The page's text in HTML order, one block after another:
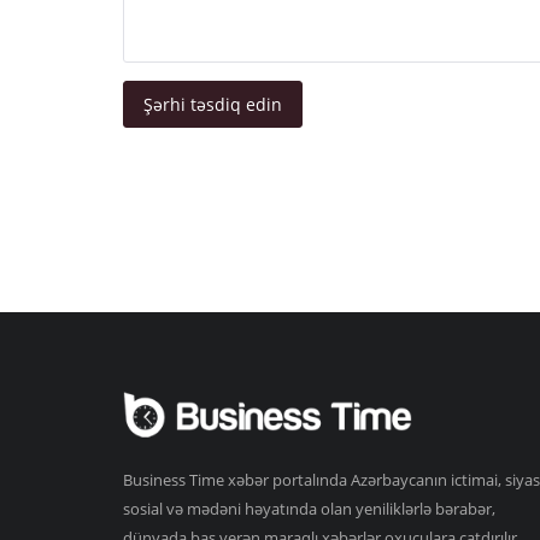
Şərhi təsdiq edin
Business Time xəbər portalında Azərbaycanın ictimai,
sosial və mədəni həyatında olan yeniliklərlə bərabər,